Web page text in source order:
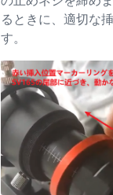
るときに、適切な
す。